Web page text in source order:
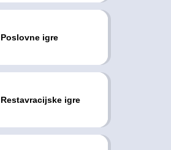
Poslovne igre
Restavracijske igre